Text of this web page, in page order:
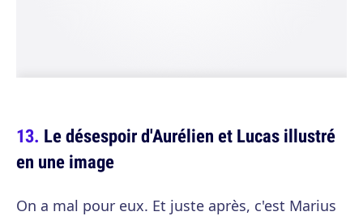
Le désespoir d'Aurélien et Lucas illustré
en une image
On a mal pour eux. Et juste après, c'est Marius